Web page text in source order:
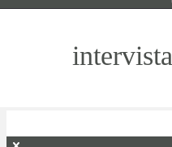
intervista